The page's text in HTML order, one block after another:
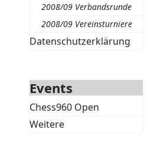
2008/09 Verbandsrunde
2008/09 Vereinsturniere
Datenschutzerklärung
Events
Chess960 Open
Weitere